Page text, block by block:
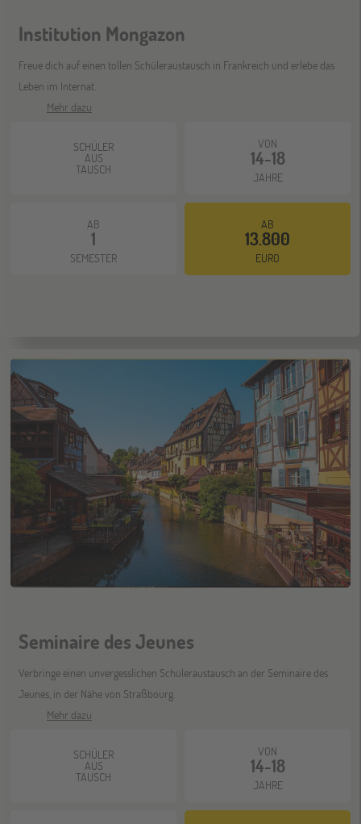
Institution Mongazon
Freue dich auf einen tollen Schüleraustausch in Frankreich und erlebe das
Leben im Internat.
Mehr dazu
SCHÜLER
AUS
TAUSCH
VON
14-18
JAHRE
AB
1
SEMESTER
AB
13.800
EURO
Seminaire des Jeunes
Verbringe einen unvergesslichen Schüleraustausch an der Seminaire des
Jeunes, in der Nähe von Straßbourg.
Mehr dazu
SCHÜLER
AUS
TAUSCH
VON
14-18
JAHRE